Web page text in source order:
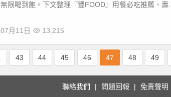
無限喝到飽。下文整理『豐FOOD』用餐必吃推薦、壽...
07月11日 13,215
43 44 45 46 47 48 49
聯絡我們 問題回報 免責聲明